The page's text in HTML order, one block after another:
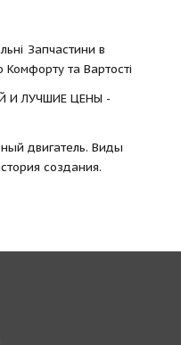
Запчастини в
Комфорту та Вартості
И ЛУЧШИЕ ЦЕНЫ -
двигатель. Виды
создания.